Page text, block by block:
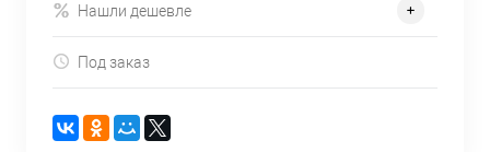
Нашли дешевле
Под заказ